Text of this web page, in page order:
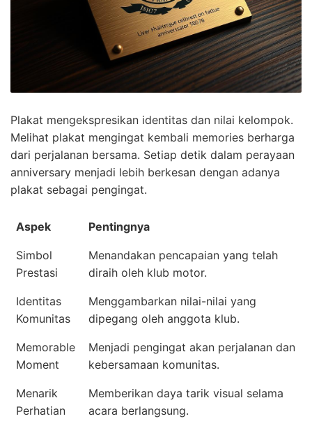
Plakat mengekspresikan identitas dan nilai kelompok.
Melihat plakat mengingat kembali memories berharga
dari perjalanan bersama. Setiap detik dalam perayaan
anniversary menjadi lebih berkesan dengan adanya
plakat sebagai pengingat.
Aspek Pentingnya
Simbol
Prestasi
Menandakan pencapaian yang telah
diraih oleh klub motor.
Identitas
Komunitas
Menggambarkan nilai-nilai yang
dipegang oleh anggota klub.
Memorable
Moment
Menjadi pengingat akan perjalanan dan
kebersamaan komunitas.
Menarik
Perhatian
Memberikan daya tarik visual selama
acara berlangsung.